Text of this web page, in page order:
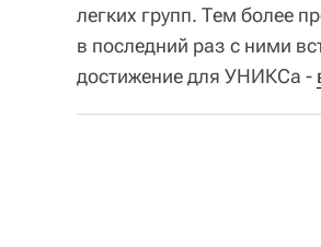
легких групп. Тем более
в последний раз с ними
достижение для УНИКСа -